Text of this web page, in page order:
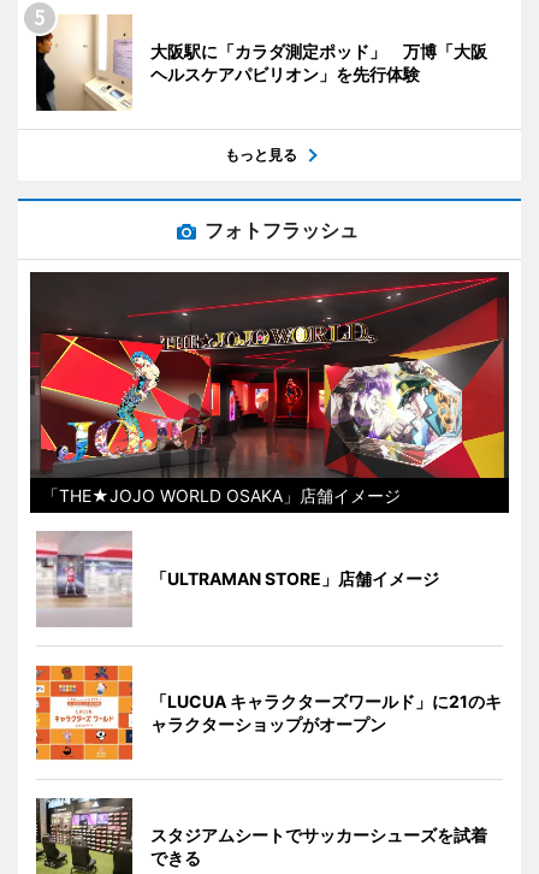
大阪駅に「カラダ測定ポッド」 万博「大阪
ヘルスケアパビリオン」を先行体験
もっと見る
フォトフラッシュ
「THE★JOJO WORLD OSAKA」店舗イメージ
「ULTRAMAN STORE」店舗イメージ
「LUCUA キャラクターズワールド」に21のキ
ャラクターショップがオープン
スタジアムシートでサッカーシューズを試着
できる